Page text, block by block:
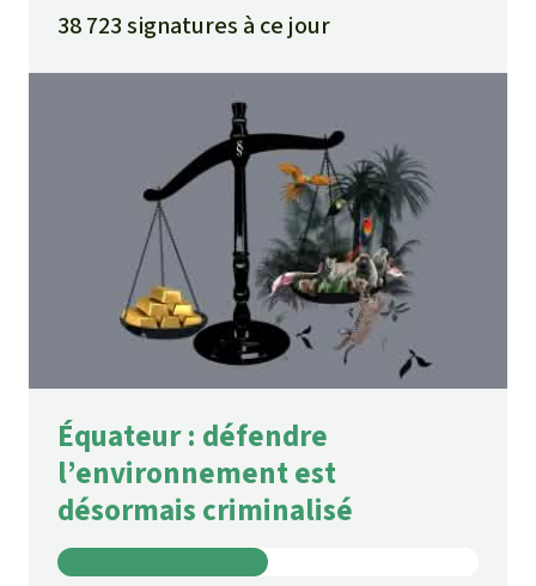
38 723 signatures à ce jour
Équateur : défendre
l’environnement est
désormais criminalisé